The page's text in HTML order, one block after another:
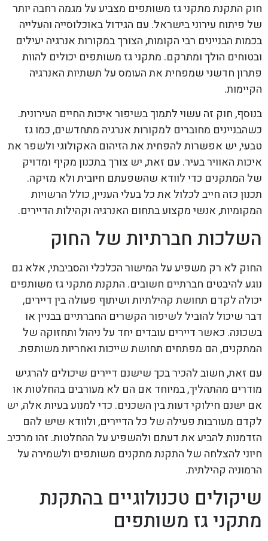
חוק התקנת מתקני גז משותפים מצביע על מגמה רחבה יותר
של פיתוח עירוני בישראל. עם הגידול באוכלוסייה והעלייה
בכמות הבניינים רבי הקומות, הצורך במקורות אנרגיה יעילים
ובטוחים הולך ומתרקם. מתקני גז משותפים יכולים להוות
פתרון חדשני שמפחית את העומס על תשתיות האנרגיה
הקיימות.
בנוסף, חוק זה עשוי לתמוך בשיפור איכות החיים העירונית.
כשהבניינים מחוברים למקורות אנרגיה מתחדשים, כמו גז
טבעי, יש אפשרות להפחית את הזיהום האקולוגי ולשפר את
איכות האוויר בעיר. עם זאת, יש צורך בתכנון מקיף ומדויק
של המתקנים כדי לוודא שהשפעתם חיובית ולא מזיקה.
תכנון כזה חייב לכלול את כל בעלי העניין, כולל הרשויות
המקומיות, אנשי מקצוע בתחום האנרגיה וקהילות הדיירים.
השלכות חברתיות של החוק
החוק לא רק משפיע על המישור הכלכלי והסביבתי, אלא גם
נוגע להיבטים חברתיים חשובים. התקנת מתקני גז משותפים
יכולה לקדם תחושת קהילתיות ושיתוף פעולה בין דיירים,
דבר שיכול להוביל לשיפור הקשרים החברתיים בבניין או
בשכונה. כאשר דיירים עובדים יחד על ניהול ותחזוקה של
המתקנים, הם מפתחים תחושת שייכות ואחריות משותפת.
עם זאת, חשוב להכיר בכך שישנם דיירים שיכולים להרגיש
מודרים מהתהליך, במיוחד אם הם לא מעורבים בהחלטות או
אם ישנם חילוקי דעות בין השכנים. כדי למנוע בעיות אלה, יש
לקדם מעורבות פעילה של כל הדיירים, ולוודא שיש להם
הזדמנות להביע את דעתם ולהשפיע על ההחלטות. זהו מרכיב
חיוני להצלחה של התקנת מתקנים משותפים ולשמירה על
הרמוניה קהילתית.
שיקולים טכנולוגיים בהתקנת
מתקני גז משותפים